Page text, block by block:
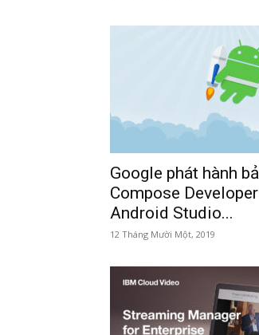
Google phát hành
Compose
Android Studio...
12 Tháng Mười Một, 2019